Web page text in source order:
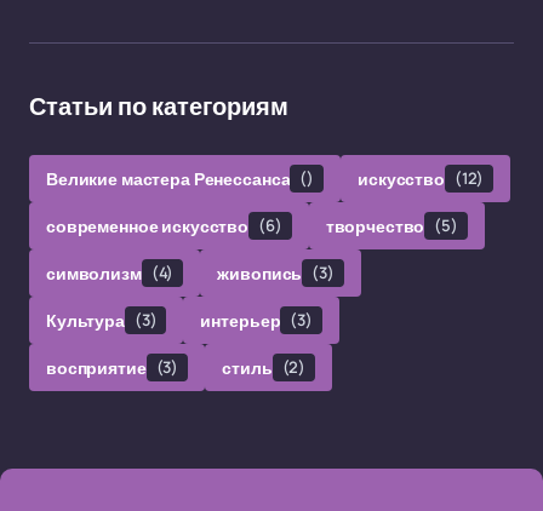
Статьи по категориям
Великие мастера Ренессанса () искусство (12)
современное искусство (6) творчество (5)
символизм (4) живопись (3)
Культура (3) интерьер (3)
восприятие (3) стиль (2)